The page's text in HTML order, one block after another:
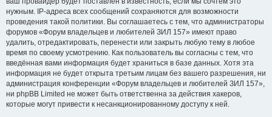
нужным. IP-адреса всех сообщений сохраняются для возможности
проведения такой политики. Вы соглашаетесь с тем, что администраторы
форумов «Форум владельцев и любителей ЗИЛ 157» имеют право
удалить, отредактировать, перенести или закрыть любую тему в любое
время по своему усмотрению. Как пользователь вы согласны с тем, что
введённая вами информация будет храниться в базе данных. Хотя эта
информация не будет открыта третьим лицам без вашего разрешения, ни
администрация конференции «Форум владельцев и любителей ЗИЛ 157»,
ни phpBB Limited не может быть ответственна за действия хакеров,
которые могут привести к несанкционированному доступу к ней.